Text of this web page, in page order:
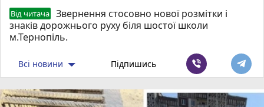
Від читача
Звернення стосовно нової розмітки і
знаків дорожнього руху біля шостої школи
м.Тернопіль.
Всі новини Підпишись